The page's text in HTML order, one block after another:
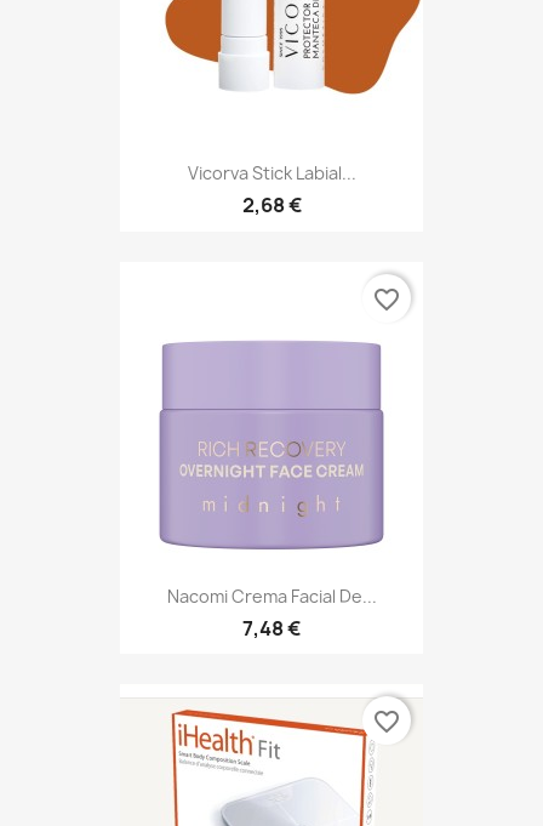
Vicorva Stick Labial...
2,68 €
Nacomi Crema Facial De...
7,48 €
favorite_border
favorite_border